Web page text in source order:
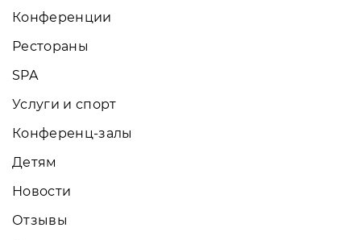
Конференции
Рестораны
SPA
Услуги и спорт
Конференц-залы
Детям
Новости
Отзывы